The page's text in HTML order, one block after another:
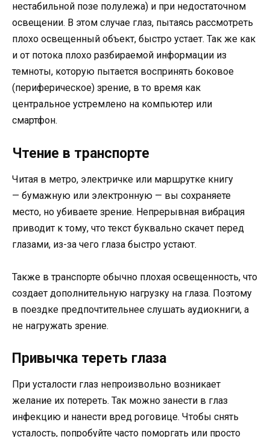
нестабильной позе полулежа) и при недостаточном
освещении. В этом случае глаз, пытаясь рассмотреть
плохо освещенный объект, быстро устает. Так же как
и от потока плохо разбираемой информации из
темноты, которую пытается воспринять боковое
(периферическое) зрение, в то время как
центральное устремлено на компьютер или
смартфон.
Чтение в транспорте
Читая в метро, электричке или маршрутке книгу
— бумажную или электронную — вы сохраняете
место, но убиваете зрение. Непрерывная вибрация
приводит к тому, что текст буквально скачет перед
глазами, из-за чего глаза быстро устают.
Также в транспорте обычно плохая освещенность, что
создает дополнительную нагрузку на глаза. Поэтому
в поездке предпочтительнее слушать аудиокниги, а
не нагружать зрение.
Привычка тереть глаза
При усталости глаз непроизвольно возникает
желание их потереть. Так можно занести в глаз
инфекцию и нанести вред роговице. Чтобы снять
усталость, попробуйте часто поморгать или просто